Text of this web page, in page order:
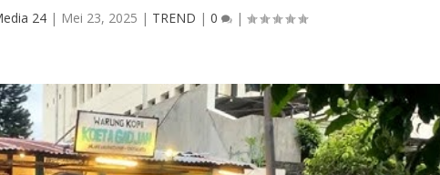
24| Mei 23, 2025 | TREND | 0 |